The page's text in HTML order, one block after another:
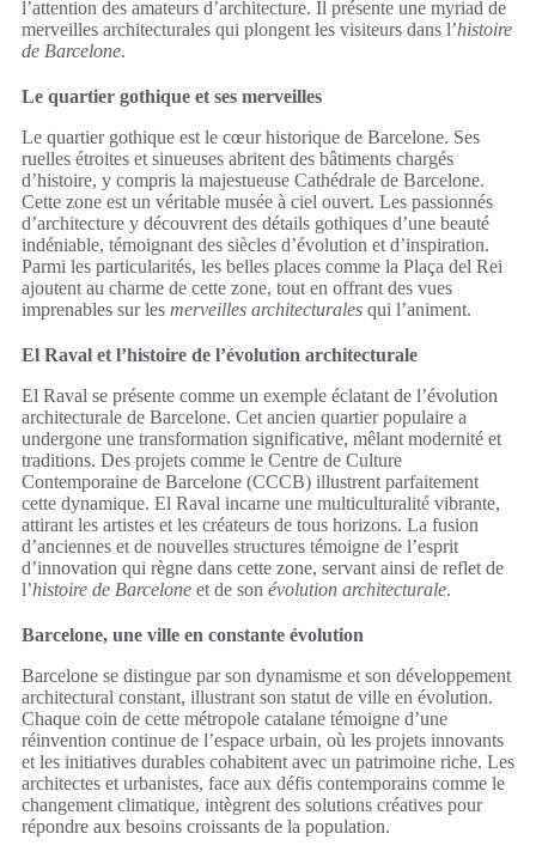
l’attention des amateurs d’architecture. Il présente une myriad de
merveilles architecturales qui plongent les visiteurs dans l’histoire
de Barcelone.
Le quartier gothique et ses merveilles
Le quartier gothique est le cœur historique de Barcelone. Ses
ruelles étroites et sinueuses abritent des bâtiments chargés
d’histoire, y compris la majestueuse Cathédrale de Barcelone.
Cette zone est un véritable musée à ciel ouvert. Les passionnés
d’architecture y découvrent des détails gothiques d’une beauté
indéniable, témoignant des siècles d’évolution et d’inspiration.
Parmi les particularités, les belles places comme la Plaça del Rei
ajoutent au charme de cette zone, tout en offrant des vues
imprenables sur les merveilles architecturales qui l’animent.
El Raval et l’histoire de l’évolution architecturale
El Raval se présente comme un exemple éclatant de l’évolution
architecturale de Barcelone. Cet ancien quartier populaire a
undergone une transformation significative, mêlant modernité et
traditions. Des projets comme le Centre de Culture
Contemporaine de Barcelone (CCCB) illustrent parfaitement
cette dynamique. El Raval incarne une multiculturalité vibrante,
attirant les artistes et les créateurs de tous horizons. La fusion
d’anciennes et de nouvelles structures témoigne de l’esprit
d’innovation qui règne dans cette zone, servant ainsi de reflet de
l’histoire de Barcelone et de son évolution architecturale.
Barcelone, une ville en constante évolution
Barcelone se distingue par son dynamisme et son développement
architectural constant, illustrant son statut de ville en évolution.
Chaque coin de cette métropole catalane témoigne d’une
réinvention continue de l’espace urbain, où les projets innovants
et les initiatives durables cohabitent avec un patrimoine riche. Les
architectes et urbanistes, face aux défis contemporains comme le
changement climatique, intègrent des solutions créatives pour
répondre aux besoins croissants de la population.